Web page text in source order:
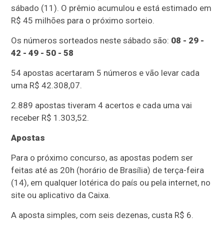
sábado (11). O prêmio acumulou e está estimado em
R$ 45 milhões para o próximo sorteio.
Os números sorteados neste sábado são: 08 - 29 -
42 - 49 - 50 - 58
54 apostas acertaram 5 números e vão levar cada
uma R$ 42.308,07.
2.889 apostas tiveram 4 acertos e cada uma vai
receber R$ 1.303,52.
Apostas
Para o próximo concurso, as apostas podem ser
feitas até as 20h (horário de Brasília) de terça-feira
(14), em qualquer lotérica do país ou pela internet, no
site ou aplicativo da Caixa.
A aposta simples, com seis dezenas, custa R$ 6.